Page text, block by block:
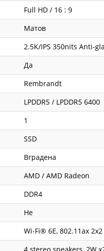
Full HD / 16 : 9
Матов
2.5K/IPS 350nits Anti-
Да
Rembrandt
LPDDR5 / LPDDR5 6400
1
SSD
Вградена
AMD / AMD Radeon
DDR4
Не
Wi-Fi® 6E, 802.11ax 2x2